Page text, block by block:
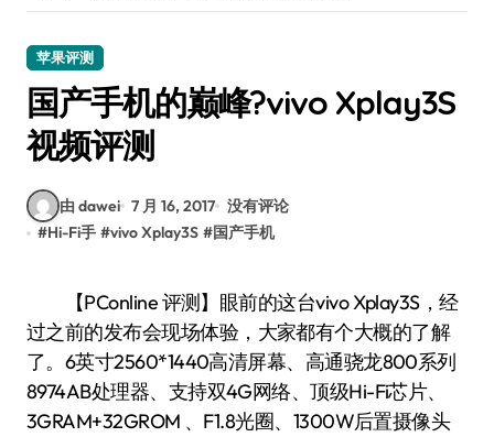
苹果评测
国产手机的巅峰?vivo Xplay3S
视频评测
由 dawei 7 月 16, 2017 没有评论
#Hi-Fi手 #vivo Xplay3S #国产手机
【PConline 评测】眼前的这台vivo Xplay3S，经
过之前的发布会现场体验，大家都有个大概的了解
了。6英寸2560*1440高清屏幕、高通骁龙800系列
8974AB处理器、支持双4G网络、顶级Hi-Fi芯片、
3GRAM+32GROM 、F1.8光圈、1300W后置摄像头